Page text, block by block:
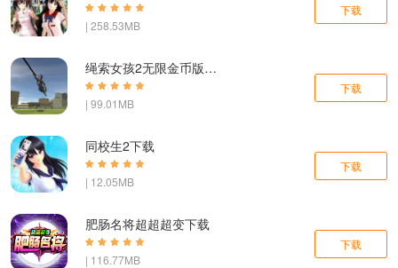
| 258.53MB
下载
绳索女孩2无限金币版下载
| 99.01MB
下载
同校生2下载
| 12.05MB
下载
肥肠名将超超超变下载
| 116.77MB
下载